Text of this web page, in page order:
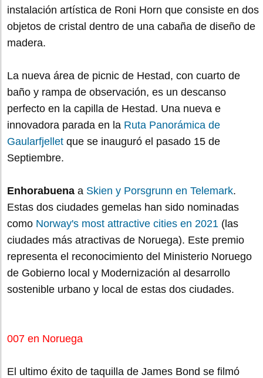
instalación artística de Roni Horn que consiste en dos
objetos de cristal dentro de una cabaña de diseño de
madera.
La nueva área de picnic de Hestad, con cuarto de
baño y rampa de observación, es un descanso
perfecto en la capilla de Hestad. Una nueva e
innovadora parada en la Ruta Panorámica de
Gaularfjellet que se inauguró el pasado 15 de
Septiembre.
Enhorabuena a Skien y Porsgrunn en Telemark.
Estas dos ciudades gemelas han sido nominadas
como Norway's most attractive cities en 2021 (las
ciudades más atractivas de Noruega). Este premio
representa el reconocimiento del Ministerio Noruego
de Gobierno local y Modernización al desarrollo
sostenible urbano y local de estas dos ciudades.
007 en Noruega
El ultimo éxito de taquilla de James Bond se filmó